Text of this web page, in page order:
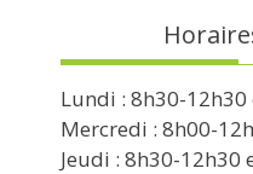
Lundi : 8h30-
Mercredi : 8h00-
Jeudi : 8h30-12h30